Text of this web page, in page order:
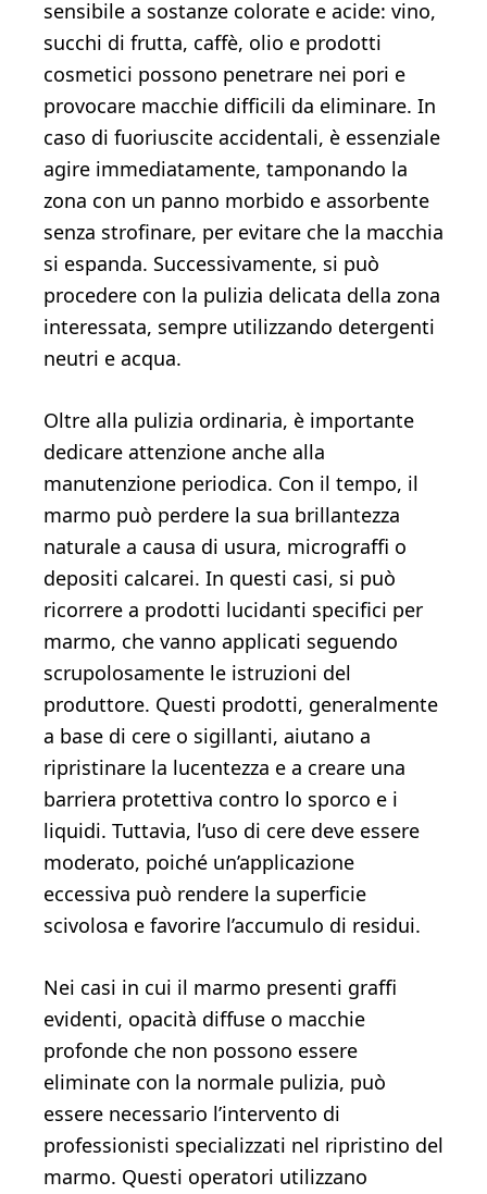
sensibile a sostanze colorate e acide: vino,
succhi di frutta, caffè, olio e prodotti
cosmetici possono penetrare nei pori e
provocare macchie difficili da eliminare. In
caso di fuoriuscite accidentali, è essenziale
agire immediatamente, tamponando la
zona con un panno morbido e assorbente
senza strofinare, per evitare che la macchia
si espanda. Successivamente, si può
procedere con la pulizia delicata della zona
interessata, sempre utilizzando detergenti
neutri e acqua.
Oltre alla pulizia ordinaria, è importante
dedicare attenzione anche alla
manutenzione periodica. Con il tempo, il
marmo può perdere la sua brillantezza
naturale a causa di usura, micrograffi o
depositi calcarei. In questi casi, si può
ricorrere a prodotti lucidanti specifici per
marmo, che vanno applicati seguendo
scrupolosamente le istruzioni del
produttore. Questi prodotti, generalmente
a base di cere o sigillanti, aiutano a
ripristinare la lucentezza e a creare una
barriera protettiva contro lo sporco e i
liquidi. Tuttavia, l’uso di cere deve essere
moderato, poiché un’applicazione
eccessiva può rendere la superficie
scivolosa e favorire l’accumulo di residui.
Nei casi in cui il marmo presenti graffi
evidenti, opacità diffuse o macchie
profonde che non possono essere
eliminate con la normale pulizia, può
essere necessario l’intervento di
professionisti specializzati nel ripristino del
marmo. Questi operatori utilizzano